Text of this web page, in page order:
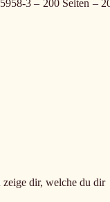
3 – 200 Seiten –
zeige dir, welche du dir